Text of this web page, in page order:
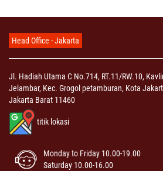
Head Office - Jakarta
Jl. Hadiah Utama C No.714, RT.11/RW.10,
Jelambar, Kec. Grogol petamburan, Kota
Jakarta Barat 11460
titik lokasi
Monday to Friday 10.00-19.00
Saturday 10.00-16.00